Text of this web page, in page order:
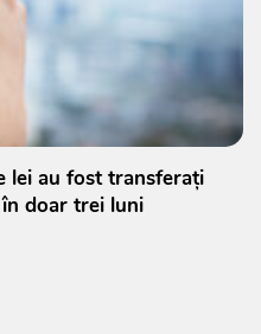
lei au fost transferați
doar trei luni